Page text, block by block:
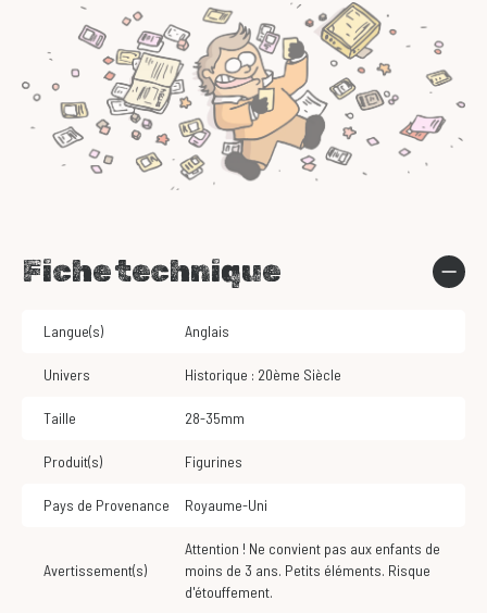
Fiche technique
Langue(s) Anglais
Univers Historique : 20ème Siècle
Taille 28-35mm
Produit(s) Figurines
Pays de Provenance Royaume-Uni
Avertissement(s)
Attention ! Ne convient pas aux enfants de
moins de 3 ans. Petits éléments. Risque
d'étouffement.